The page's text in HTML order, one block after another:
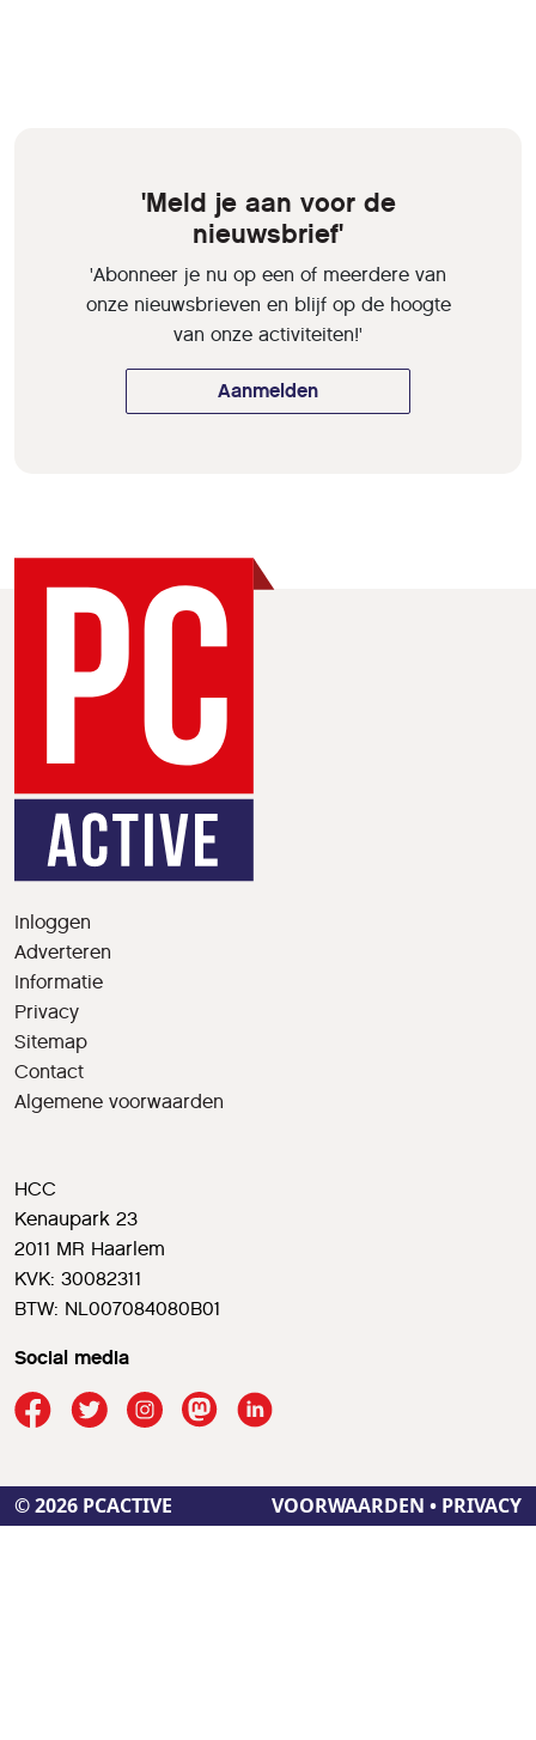
'Meld je aan voor de
nieuwsbrief'
'Abonneer je nu op een of meerdere van
onze nieuwsbrieven en blijf op de hoogte
van onze activiteiten!'
Aanmelden
Inloggen
Adverteren
Informatie
Privacy
Sitemap
Contact
Algemene voorwaarden
HCC
Kenaupark 23
2011 MR Haarlem
KVK: 30082311
BTW: NL007084080B01
Social media
© 2026 PCACTIVE VOORWAARDEN • PRIVACY